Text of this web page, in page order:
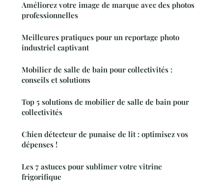
Améliorez votre image de marque avec des photos
professionnelles
Meilleures pratiques pour un reportage photo
industriel captivant
Mobilier de salle de bain pour collectivités :
conseils et solutions
Top 5 solutions de mobilier de salle de bain pour
collectivités
Chien détecteur de punaise de lit : optimisez vos
dépenses !
Les 7 astuces pour sublimer votre vitrine
frigorifique